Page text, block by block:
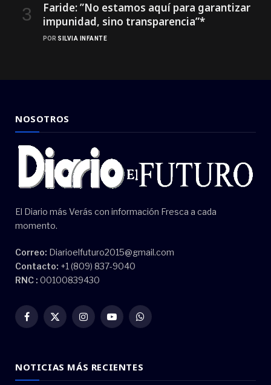
Faride: ”No estamos aquí para garantizar
impunidad, sino transparencia”*
POR SILVIA INFANTE
NOSOTROS
El Diario más Verás con información Fresca a cada
momento.
Correo: Diarioelfuturo2015@gmail.com
Contacto: +1 (809) 837-9040
RNC : 00100839430
Facebook
X
InstagramYouTubeWhatsApp
NOTICIAS MÁS RECIENTES